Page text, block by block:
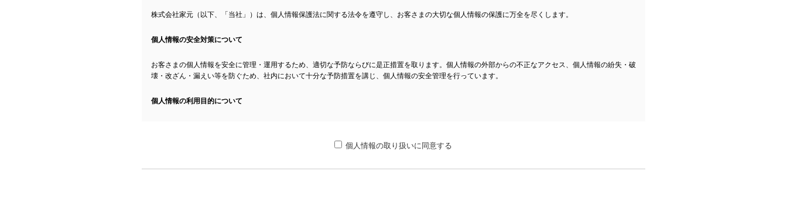
株式会社家元（以下、「当社」）は、個人情報保護法に関する法令を遵守し、お客さまの大切な個人情報の保護に万全を尽くします。
個人情報の安全対策について
お客さまの個人情報を安全に管理・運用するため、適切な予防ならびに是正措置を取ります。個人情報の外部からの不正なアクセス、個人情報の紛失・破
壊・改ざん・漏えい等を防ぐため、社内において十分な予防措置を講じ、個人情報の安全管理を行っています。
個人情報の利用目的について
個人情報の取り扱いに同意する